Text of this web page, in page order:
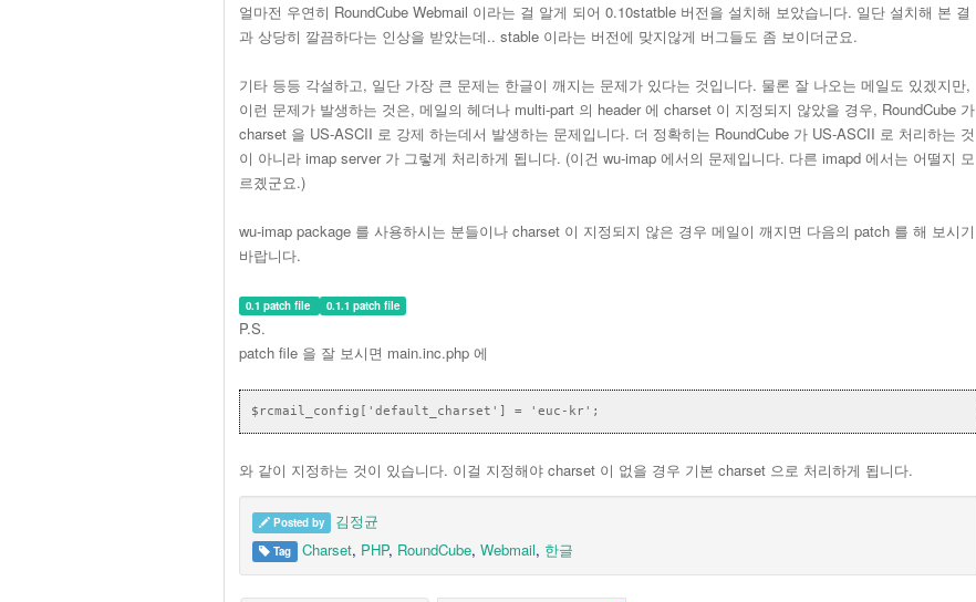
얼마전 우연히 RoundCube Webmail 이라는 걸 알게 되어 0.10statble 버전을 설치해 보았습니다. 일단 설치해 본 결
과 상당히 깔끔하다는 인상을 받았는데.. stable 이라는 버전에 맞지않게 버그들도 좀 보이더군요.
기타 등등 각설하고, 일단 가장 큰 문제는 한글이 깨지는 문제가 있다는 것입니다. 물론 잘 나오는 메일도 있겠지만,
이런 문제가 발생하는 것은, 메일의 헤더나 multi-part 의 header 에 charset 이 지정되지 않았을 경우, RoundCube 가
charset 을 US-ASCII 로 강제 하는데서 발생하는 문제입니다. 더 정확히는 RoundCube 가 US-ASCII 로 처리하는 것
이 아니라 imap server 가 그렇게 처리하게 됩니다. (이건 wu-imap 에서의 문제입니다. 다른 imapd 에서는 어떨지 모
르곘군요.)
wu-imap package 를 사용하시는 분들이나 charset 이 지정되지 않은 경우 메일이 깨지면 다음의 patch 를 해 보시기
바랍니다.
0.1 patch file 0.1.1 patch file
P.S.
patch file 을 잘 보시면 main.inc.php 에
$rcmail_config['default_charset'] = 'euc-kr';
와 같이 지정하는 것이 있습니다. 이걸 지정해야 charset 이 없을 경우 기본 charset 으로 처리하게 됩니다.
Posted by 김정균
Tag Charset, PHP, RoundCube, Webmail, 한글